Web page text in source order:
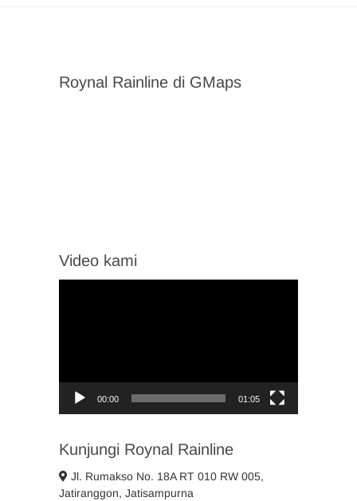
Roynal Rainline di GMaps
Video kami
00:00 01:05
Kunjungi Roynal Rainline
Jl. Rumakso No. 18A RT 010 RW 005,
Jatiranggon, Jatisampurna